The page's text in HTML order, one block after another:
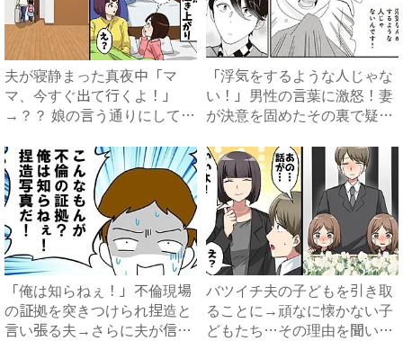
夫が寝静まった真夜中「マ
マ、今すぐ出て行くよ！」
→？？ 娘の言う通りにしてみ
「浮気をするような人じゃな
い！」男性の言葉に激怒！妻
が決意を固めたその裏で疑惑
「俺は知らねぇ！」不倫現場
の証拠を突きつけられ捏造と
言い張る夫→さらに夫が信じ
バツイチ夫の子どもを引き取
ることに→頑なに懐かない子
どもたち…その理由を聞いて